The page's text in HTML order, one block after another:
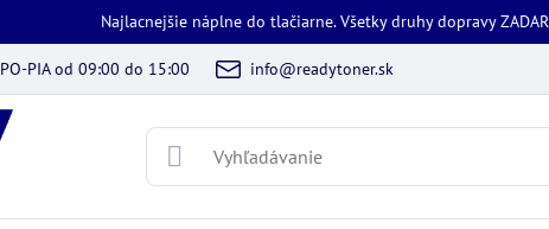
Najlacnejšie náplne do tlačiarne. Všetky druhy dopravy
PO-PIA od 09:00 do 15:00 info@readytoner.sk